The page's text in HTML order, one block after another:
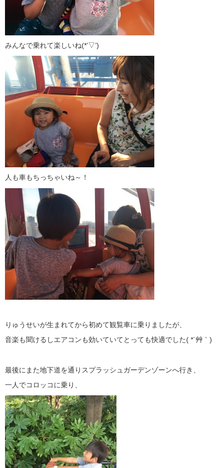
みんなで乗れて楽しいね(*’▽’)
人も車もちっちゃいね～！
りゅうせいが生まれてから初めて観覧車に乗りましたが、
音楽も聞けるしエアコンも効いていてとっても快適でした( *´艸｀)
最後にまた地下道を通りスプラッシュガーデンゾーンへ行き、
一人でコロッコに乗り、